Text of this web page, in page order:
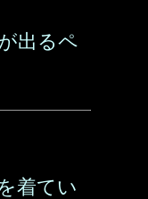
出るペ
着てい